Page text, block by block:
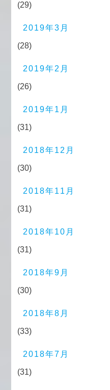
(29)
2019年3月
(28)
2019年2月
(26)
2019年1月
(31)
2018年12月
(30)
2018年11月
(31)
2018年10月
(31)
2018年9月
(30)
2018年8月
(33)
2018年7月
(31)